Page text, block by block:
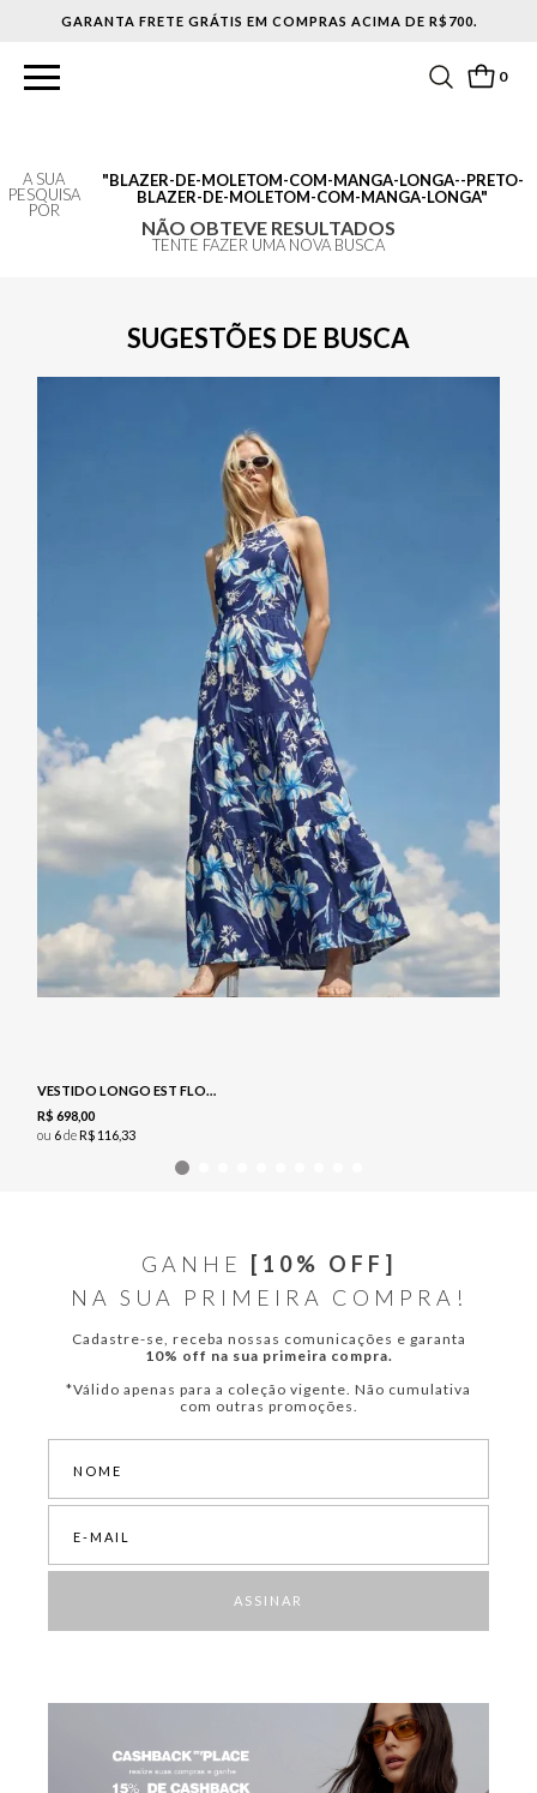
GARANTA FRETE GRÁTIS EM COMPRAS ACIMA DE R$700.
0
A SUA
PESQUISA
POR
BLAZER-DE-MOLETOM-COM-MANGA-LONGA--PRETO-
BLAZER-DE-MOLETOM-COM-MANGA-LONGA
NÃO OBTEVE RESULTADOS
TENTE FAZER UMA NOVA BUSCA
SUGESTÕES DE BUSCA
VESTIDO LONGO EST FLORAL - NAVY
R$ 69800
ou 6deR$ 11633
GANHE
[10% OFF]
NA SUA PRIMEIRA COMPRA!
Cadastre-se, receba nossas comunicações e garanta
10% off na sua primeira compra.
*Válido apenas para a coleção vigente. Não cumulativa
com outras promoções.
ASSINAR